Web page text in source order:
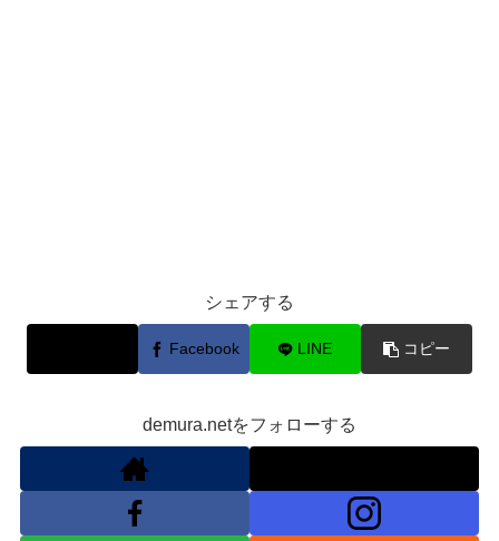
シェアする
Facebook LINE コピー
demura.netをフォローする